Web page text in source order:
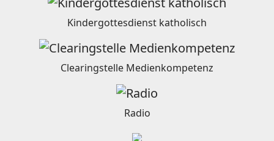
Kindergottesdienst katholisch
Clearingstelle Medienkompetenz
Radio